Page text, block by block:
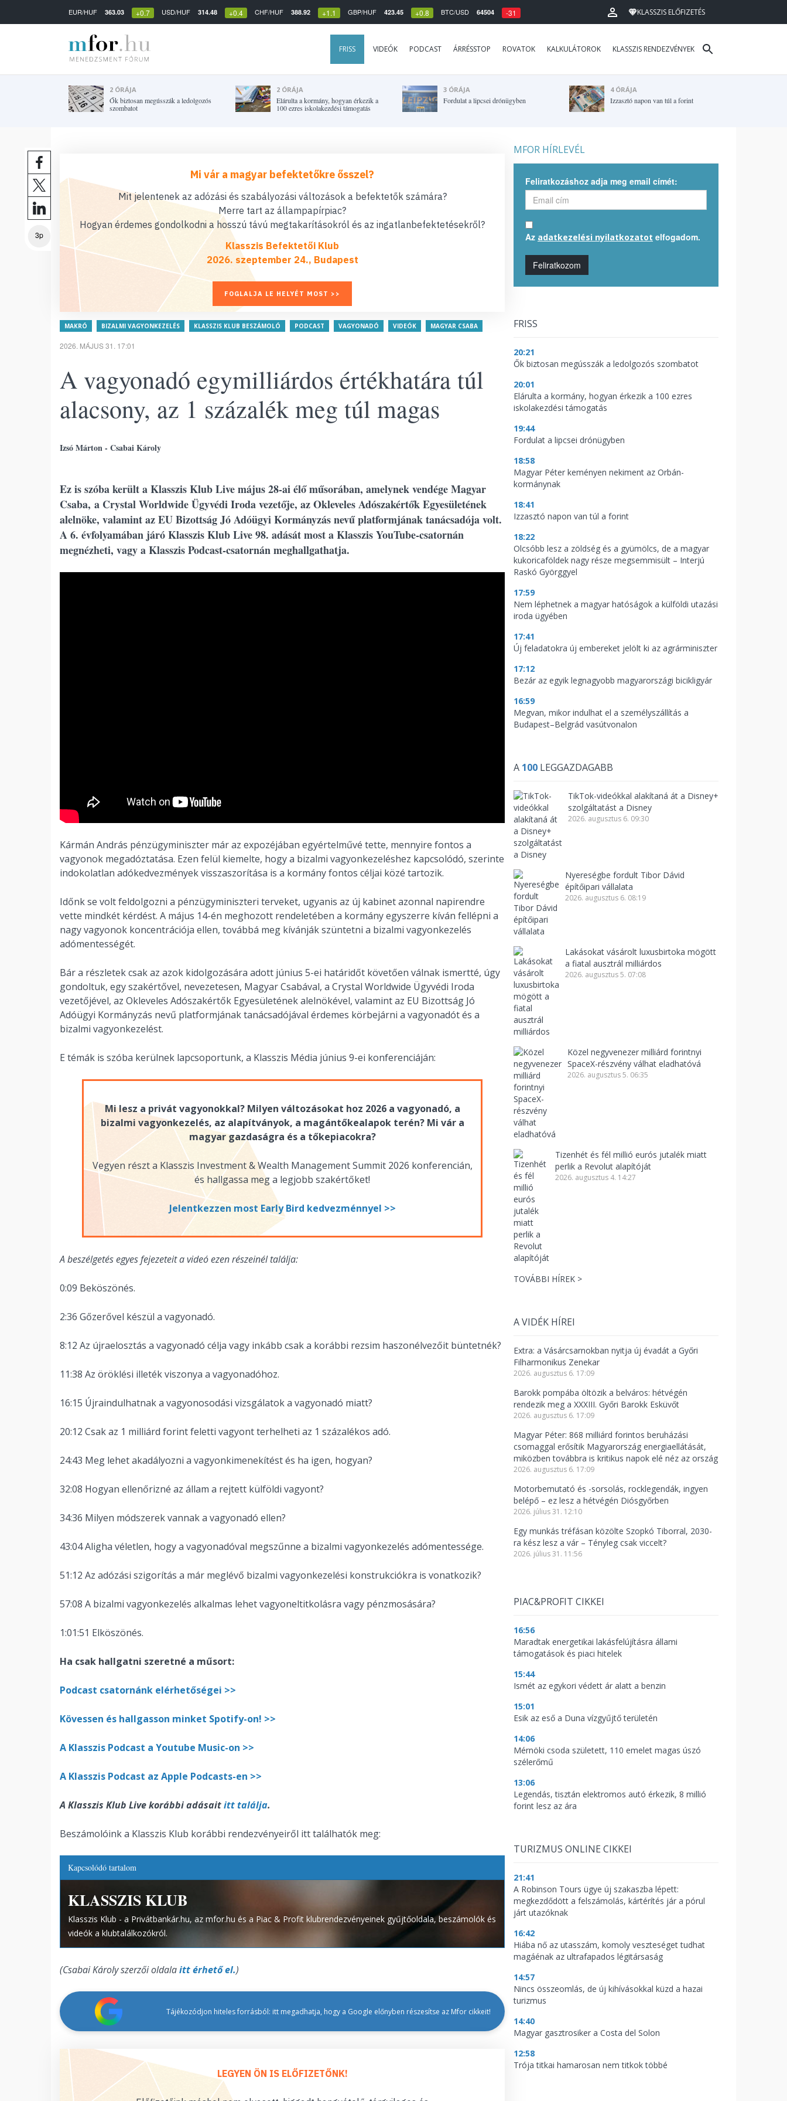
EUR/HUF 363.03 +0.7 USD/HUF 314.48 +0.4 CHF/HUF 388.92 +1.1 GBP/HUF 423.45 +0.8 BTC/USD 64504 -31 KLASSZIS ELŐFIZETÉS
FRISS VIDEÓK PODCAST ÁRRÉSSTOP ROVATOK KALKULÁTOROK KLASSZIS RENDEZVÉNYEK
2 ÓRÁJA
Ők biztosan megússzák a ledolgozós
szombatot
2 ÓRÁJA
Elárulta a kormány, hogyan érkezik a
100 ezres iskolakezdési támogatás
3 ÓRÁJA
Fordulat a lipcsei drónügyben
4 ÓRÁJA
Izzasztó napon van túl a forint
3p
Mi vár a magyar befektetőkre ősszel?
Mit jelentenek az adózási és szabályozási változások a befektetők számára?
Merre tart az állampapírpiac?
Hogyan érdemes gondolkodni a hosszú távú megtakarításokról és az ingatlanbefektetésekről?
Klasszis Befektetői Klub
2026. szeptember 24., Budapest
FOGLALJA LE HELYÉT MOST >>
MAKRÓ BIZALMI VAGYONKEZELÉS KLASSZIS KLUB BESZÁMOLÓ PODCAST VAGYONADÓ VIDEÓK MAGYAR CSABA
2026. MÁJUS 31. 17:01
A vagyonadó egymilliárdos értékhatára túl
alacsony, az 1 százalék meg túl magas
Izsó Márton - Csabai Károly
Ez is szóba került a Klasszis Klub Live május 28-ai élő műsorában, amelynek vendége Magyar
Csaba, a Crystal Worldwide Ügyvédi Iroda vezetője, az Okleveles Adószakértők Egyesületének
alelnöke, valamint az EU Bizottság Jó Adóügyi Kormányzás nevű platformjának tanácsadója volt.
A 6. évfolyamában járó Klasszis Klub Live 98. adását most a Klasszis YouTube-csatornán
megnézheti, vagy a Klasszis Podcast-csatornán meghallgathatja.
Kármán András pénzügyminiszter már az expozéjában egyértelművé tette, mennyire fontos a
vagyonok megadóztatása. Ezen felül kiemelte, hogy a bizalmi vagyonkezeléshez kapcsolódó, szerinte
indokolatlan adókedvezmények visszaszorítása is a kormány fontos céljai közé tartozik.
Időnk se volt feldolgozni a pénzügyminiszteri terveket, ugyanis az új kabinet azonnal napirendre
vette mindkét kérdést. A május 14-én meghozott rendeletében a kormány egyszerre kíván fellépni a
nagy vagyonok koncentrációja ellen, továbbá meg kívánják szüntetni a bizalmi vagyonkezelés
adómentességét.
Bár a részletek csak az azok kidolgozására adott június 5-ei határidőt követően válnak ismertté, úgy
gondoltuk, egy szakértővel, nevezetesen, Magyar Csabával, a Crystal Worldwide Ügyvédi Iroda
vezetőjével, az Okleveles Adószakértők Egyesületének alelnökével, valamint az EU Bizottság Jó
Adóügyi Kormányzás nevű platformjának tanácsadójával érdemes körbejárni a vagyonadót és a
bizalmi vagyonkezelést.
E témák is szóba kerülnek lapcsoportunk, a Klasszis Média június 9-ei konferenciáján:
Mi lesz a privát vagyonokkal? Milyen változásokat hoz 2026 a vagyonadó, a
bizalmi vagyonkezelés, az alapítványok, a magántőkealapok terén? Mi vár a
magyar gazdaságra és a tőkepiacokra?
Vegyen részt a Klasszis Investment & Wealth Management Summit 2026 konferencián,
és hallgassa meg a legjobb szakértőket!
Jelentkezzen most Early Bird kedvezménnyel >>
A beszélgetés egyes fejezeteit a videó ezen részeinél találja:
0:09 Beköszönés.
2:36 Gőzerővel készül a vagyonadó.
8:12 Az újraelosztás a vagyonadó célja vagy inkább csak a korábbi rezsim haszonélvezőit büntetnék?
11:38 Az öröklési illeték viszonya a vagyonadóhoz.
16:15 Újraindulhatnak a vagyonosodási vizsgálatok a vagyonadó miatt?
20:12 Csak az 1 milliárd forint feletti vagyont terhelheti az 1 százalékos adó.
24:43 Meg lehet akadályozni a vagyonkimenekítést és ha igen, hogyan?
32:08 Hogyan ellenőrizné az állam a rejtett külföldi vagyont?
34:36 Milyen módszerek vannak a vagyonadó ellen?
43:04 Aligha véletlen, hogy a vagyonadóval megszűnne a bizalmi vagyonkezelés adómentessége.
51:12 Az adózási szigorítás a már meglévő bizalmi vagyonkezelési konstrukciókra is vonatkozik?
57:08 A bizalmi vagyonkezelés alkalmas lehet vagyoneltitkolásra vagy pénzmosására?
1:01:51 Elköszönés.
Ha csak hallgatni szeretné a műsort:
Podcast csatornánk elérhetőségei >>
Kövessen és hallgasson minket Spotify-on! >>
A Klasszis Podcast a Youtube Music-on >>
A Klasszis Podcast az Apple Podcasts-en >>
A Klasszis Klub Live korábbi adásaititt találja.
Beszámolóink a Klasszis Klub korábbi rendezvényeiről itt találhatók meg:
Kapcsolódó tartalom
KLASSZIS KLUB
Klasszis Klub - a Privátbankár.hu, az mfor.hu és a Piac & Profit klubrendezvényeinek gyűjtőoldala, beszámolók és
videók a klubtalálkozókról.
(Csabai Károly szerzői oldalaitt érhető el.)
Tájékozódjon hiteles forrásból: itt megadhatja, hogy a Google előnyben részesítse az Mfor cikkeit!
LEGYEN ÖN IS ELŐFIZETŐNK!
MFOR HÍRLEVÉL
Feliratkozáshoz adja meg email címét:
Az adatkezelési nyilatkozatot elfogadom.
Feliratkozom
FRISS
20:21
Ők biztosan megússzák a ledolgozós szombatot
20:01
Elárulta a kormány, hogyan érkezik a 100 ezres
iskolakezdési támogatás
19:44
Fordulat a lipcsei drónügyben
18:58
Magyar Péter keményen nekiment az Orbán-
kormánynak
18:41
Izzasztó napon van túl a forint
18:22
Olcsóbb lesz a zöldség és a gyümölcs, de a magyar
kukoricaföldek nagy része megsemmisült – Interjú
Raskó Györggyel
17:59
Nem léphetnek a magyar hatóságok a külföldi utazási
iroda ügyében
17:41
Új feladatokra új embereket jelölt ki az agrárminiszter
17:12
Bezár az egyik legnagyobb magyarországi bicikligyár
16:59
Megvan, mikor indulhat el a személyszállítás a
Budapest–Belgrád vasútvonalon
A 100 LEGGAZDAGABB
TikTok-videókkal alakítaná át a Disney+
szolgáltatást a Disney
2026. augusztus 6. 09:30
Nyereségbe fordult Tibor Dávid
építőipari vállalata
2026. augusztus 6. 08:19
Lakásokat vásárolt luxusbirtoka mögött
a fiatal ausztrál milliárdos
2026. augusztus 5. 07:08
Közel negyvenezer milliárd forintnyi
SpaceX-részvény válhat eladhatóvá
2026. augusztus 5. 06:35
Tizenhét és fél millió eurós jutalék miatt
perlik a Revolut alapítóját
2026. augusztus 4. 14:27
TOVÁBBI HÍREK >
A VIDÉK HÍREI
Extra: a Vásárcsarnokban nyitja új évadát a Győri
Filharmonikus Zenekar
2026. augusztus 6. 17:09
Barokk pompába öltözik a belváros: hétvégén
rendezik meg a XXXIII. Győri Barokk Esküvőt
2026. augusztus 6. 17:09
Magyar Péter: 868 milliárd forintos beruházási
csomaggal erősítik Magyarország energiaellátását,
miközben továbbra is kritikus napok elé néz az ország
2026. augusztus 6. 17:09
Motorbemutató és -sorsolás, rocklegendák, ingyen
belépő – ez lesz a hétvégén Diósgyőrben
2026. július 31. 12:10
Egy munkás tréfásan közölte Szopkó Tiborral, 2030-
ra kész lesz a vár – Tényleg csak viccelt?
2026. július 31. 11:56
PIAC&PROFIT CIKKEI
16:56
Maradtak energetikai lakásfelújításra állami
támogatások és piaci hitelek
15:44
Ismét az egykori védett ár alatt a benzin
15:01
Esik az eső a Duna vízgyűjtő területén
14:06
Mérnöki csoda született, 110 emelet magas úszó
szélerőmű
13:06
Legendás, tisztán elektromos autó érkezik, 8 millió
forint lesz az ára
TURIZMUS ONLINE CIKKEI
21:41
A Robinson Tours ügye új szakaszba lépett:
megkezdődött a felszámolás, kártérítés jár a pórul
járt utazóknak
16:42
Hiába nő az utasszám, komoly veszteséget tudhat
magáénak az ultrafapados légitársaság
14:57
Nincs összeomlás, de új kihívásokkal küzd a hazai
turizmus
14:40
Magyar gasztrosiker a Costa del Solon
12:58
Trója titkai hamarosan nem titkok többé